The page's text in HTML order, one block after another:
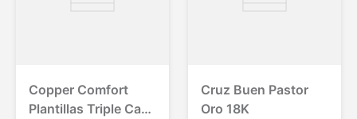
Copper Comfort
Plantillas Triple Capa
Cruz Buen Pastor
Oro 18K